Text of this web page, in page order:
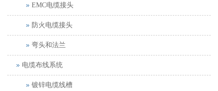
EMC电缆接头
防火电缆接头
弯头和法兰
电缆布线系统
镀锌电缆线槽